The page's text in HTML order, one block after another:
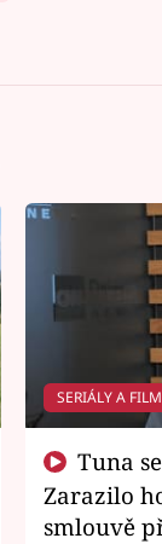
SERIÁLY A
Zarazilo
smlouvě